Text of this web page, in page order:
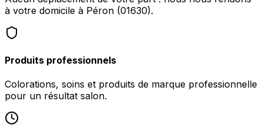
à votre domicile à Péron (01630).
Produits professionnels
Colorations, soins et produits de marque professionnelle
pour un résultat salon.